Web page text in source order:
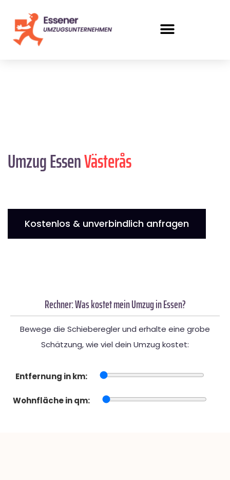
Umzug EssenVästerås
Kostenlos & unverbindlich anfragen
Rechner: Was kostet mein Umzug in Essen?
Bewege die Schieberegler und erhalte eine grobe
Schätzung, wie viel dein Umzug kostet:
Entfernung in km:
Wohnfläche in qm: